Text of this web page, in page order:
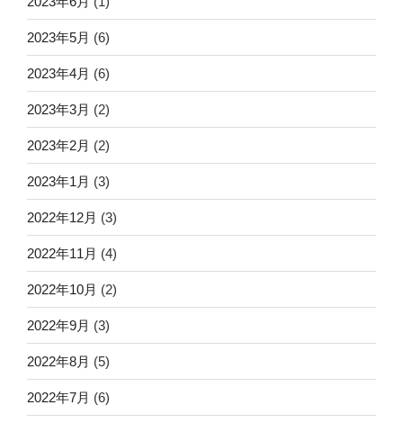
2023年5月 (6)
2023年4月 (6)
2023年3月 (2)
2023年2月 (2)
2023年1月 (3)
2022年12月 (3)
2022年11月 (4)
2022年10月 (2)
2022年9月 (3)
2022年8月 (5)
2022年7月 (6)